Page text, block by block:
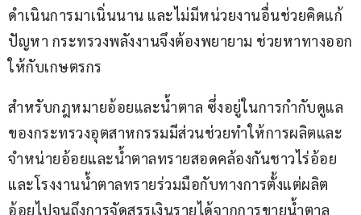
ดำเนินการมาเนิ่นนาน และไม่มีหน่วยงานอื่นช่วยคิดแก้
ปัญหา กระทรวงพลังงานจึงต้องพยายาม ช่วยหาทางออก
ให้กับเกษตรกร
สำหรับกฎหมายอ้อยและน้ำตาล ซึ่งอยู่ในการกำกับดูแล
ของกระทรวงอุตสาหกรรมมีส่วนช่วยทำให้การผลิตและ
จำหน่ายอ้อยและน้ำตาลทรายสอดคล้องกันชาวไร่อ้อย
และโรงงานน้ำตาลทรายร่วมมือกับทางการตั้งแต่ผลิต
อ้อยไปจนถึงการจัดสรรเงินรายได้จากการขายน้ำตาล